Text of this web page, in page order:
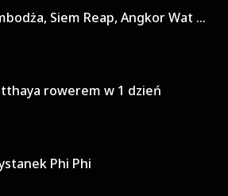
Kambodża, Siem Reap, Angkor Wat w 3 dni
rowerem w 1 dzień
Phi Phi